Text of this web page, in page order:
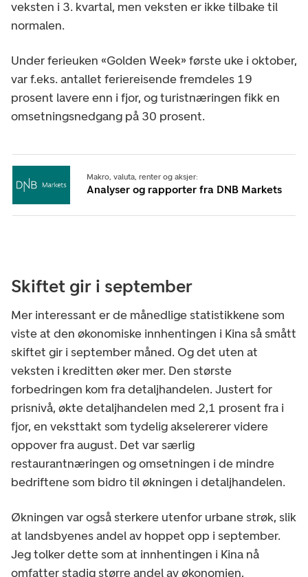
veksten i 3. kvartal, men veksten er ikke tilbake til
normalen.
Under ferieuken «Golden Week» første uke i oktober,
var f.eks. antallet feriereisende fremdeles 19
prosent lavere enn i fjor, og turistnæringen fikk en
omsetningsnedgang på 30 prosent.
Makro, valuta, renter og aksjer:
Analyser og rapporter fra DNB Markets
Skiftet gir i september
Mer interessant er de månedlige statistikkene som
viste at den økonomiske innhentingen i Kina så smått
skiftet gir i september måned. Og det uten at
veksten i kreditten øker mer. Den største
forbedringen kom fra detaljhandelen. Justert for
prisnivå, økte detaljhandelen med 2,1 prosent fra i
fjor, en veksttakt som tydelig akselererer videre
oppover fra august. Det var særlig
restaurantnæringen og omsetningen i de mindre
bedriftene som bidro til økningen i detaljhandelen.
Økningen var også sterkere utenfor urbane strøk, slik
at landsbyenes andel av hoppet opp i september.
Jeg tolker dette som at innhentingen i Kina nå
omfatter stadig større andel av økonomien,